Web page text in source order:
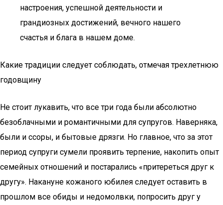
настроения, успешной деятельности и
грандиозных достижений, вечного нашего
счастья и блага в нашем доме.
Какие традиции следует соблюдать, отмечая трехлетнюю
годовщину
Не стоит лукавить, что все три года были абсолютно
безоблачными и романтичными для супругов. Наверняка,
были и ссоры, и бытовые дрязги. Но главное, что за этот
период супруги сумели проявить терпение, накопить опыт
семейных отношений и постарались «притереться друг к
другу». Накануне кожаного юбилея следует оставить в
прошлом все обиды и недомолвки, попросить друг у